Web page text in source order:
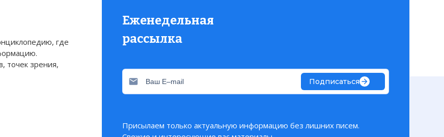
terremotos que azotaron al Perú desde el 2001
где
точек зрения,
Еженедельная
рассылка
Подписаться
Присылаем только актуальную информацию без лишних писем.